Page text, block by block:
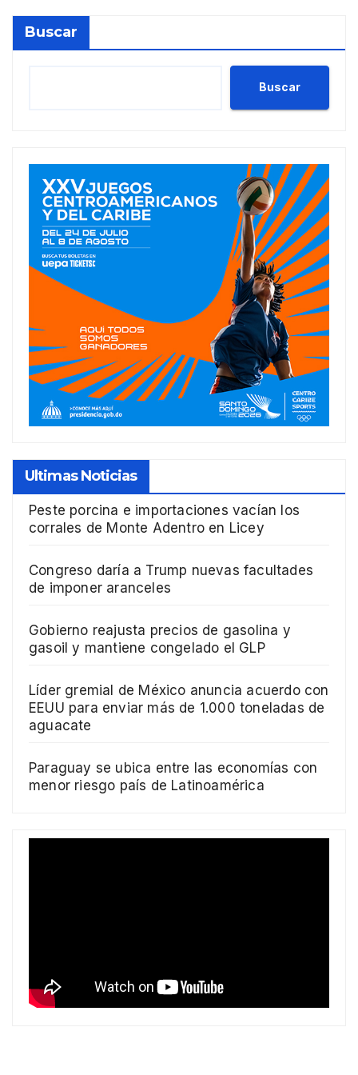
Buscar
Buscar
Ultimas Noticias
Peste porcina e importaciones vacían los
corrales de Monte Adentro en Licey
Congreso daría a Trump nuevas facultades
de imponer aranceles
Gobierno reajusta precios de gasolina y
gasoil y mantiene congelado el GLP
Líder gremial de México anuncia acuerdo con
EEUU para enviar más de 1.000 toneladas de
aguacate
Paraguay se ubica entre las economías con
menor riesgo país de Latinoamérica